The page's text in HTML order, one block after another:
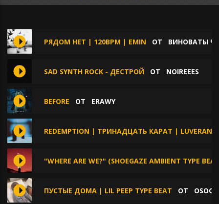
РЯДОМ НЕТ | 120BPM | EMIN ОТ ВИНОВАТЫ
SAD SYNTH ROCK - ДЕСТРОЙ ОТ NOIREEES
BEFORE ОТ ERAWY
REDEMPTION | ТРИНАДЦАТЬ КАРАТ |
"WHERE ARE WE?" (SHOEGAZE AMBIENT TYPE
ПУСТЫЕ ДОМА | LIL PEEP TYPE BEAT ОТ OSOCO